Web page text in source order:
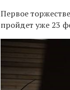
Первое
пройдет уже 23